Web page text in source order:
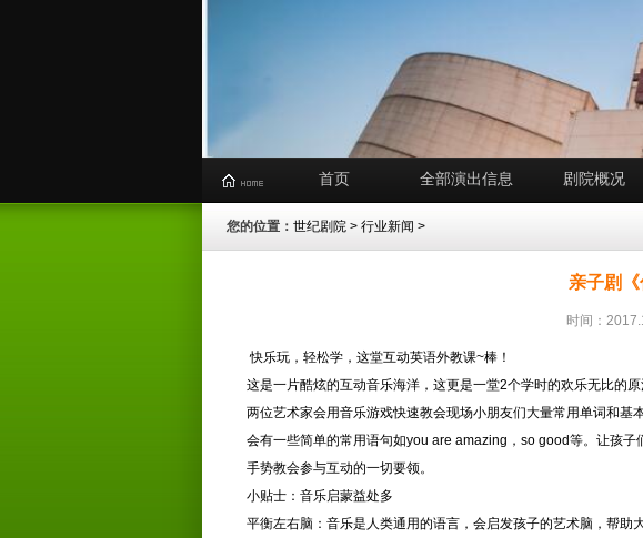
首页 全部演出信息 剧院概况
您的位置： 世纪剧院 > 行业新闻 >
亲子剧
时间：
快乐玩，轻松学，这堂互动英语外教课~棒！
这是一片酷炫的互动音乐海洋，这更是一堂2个学时的欢乐无比的
两位艺术家会用音乐游戏快速教会现场小朋友们大量常用单词和
会有一些简单的常用语句如you are amazing，so good等。让孩
手势教会参与互动的一切要领。
小贴士：音乐启蒙益处多
平衡左右脑：音乐是人类通用的语言，会启发孩子的艺术脑，帮助